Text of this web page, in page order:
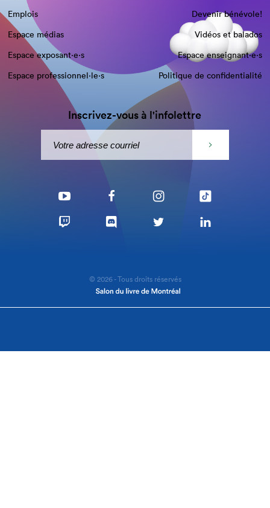
Emplois
Devenir bénévole!
Espace médias
Vidéos et balados
Espace exposant·e⋅s
Espace enseignant·e⋅s
Espace professionnel·le⋅s
Politique de confidentialité
Inscrivez-vous à l'infolettre
© 2026 - Tous droits réservés